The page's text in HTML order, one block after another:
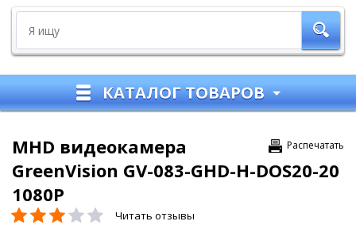
КАТАЛОГ ТОВАРОВ
Распечатать
MHD видеокамера
GreenVision GV-083-GHD-H-DOS20-20
1080P
Читать отзывы